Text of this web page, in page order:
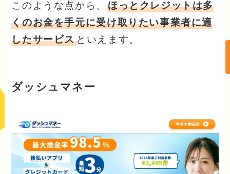
このような点から、 ほっとクレジットは多
くのお金を手元に受け取りたい事業者に適
したサービス といえます。
ダッシュマネー